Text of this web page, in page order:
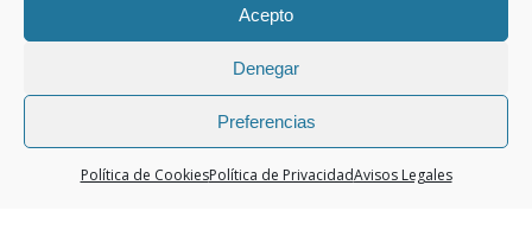
Acepto
Denegar
Preferencias
Política de CookiesPolítica de PrivacidadAvisos Legales
Política Cookies
CONTACTAR
925 508 922
dhelia@dhelia.es